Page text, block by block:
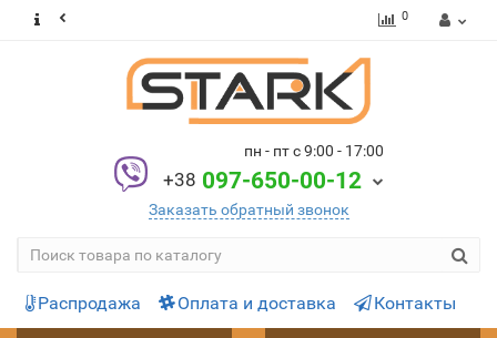
0
пн - пт с 9:00 - 17:00
+38 097-650-00-12
Заказать обратный звонок
Распродажа Оплата и доставка Контакты